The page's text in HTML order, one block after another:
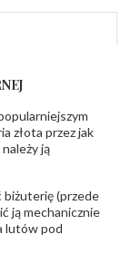
Cyrkonie obrączki
obrączki - 5 szt.
złota przez jak
ją
biżuterię (przede
ją mechanicznie
lutów pod